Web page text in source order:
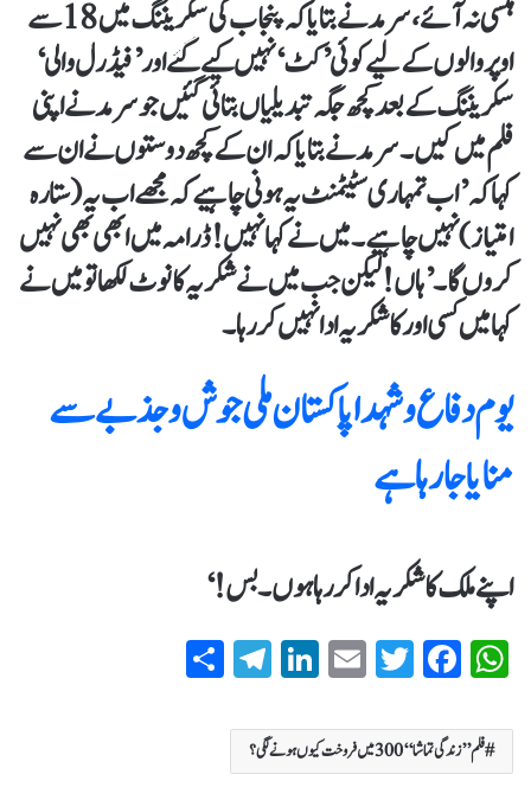
ہنسی نہ آئے، سرمد نے بتایا کہ پنجاب کی سکریننگ میں 18 سے
اوپر والوں کے لیے کوئی ’کٹ‘ نہیں کیے گئے اور ’فیڈرل والی‘
سکریننگ کے بعد کچھ جگہ تبدیلیاں بتائی گئیں جو سرمد نے اپنی
فلم میں کیں۔سرمد نے بتایا کہ ان کے کچھ دوستوں نے ان سے
کہا کہ ’اب تمہاری سٹیٹمنٹ یہ ہونی چاہیے کہ مجھے اب یہ (ستارہ
امتیاز) نہیں چاہیے۔ میں نے کہا نہیں! ڈرامہ میں ابھی بھی نہیں
کروں گا۔’ہاں! لیکن جب میں نے شکریہ کا نوٹ لکھا تو میں نے
کہا میں کسی اور کا شکریہ ادا نہیں کر رہا۔
یوم دفاع و شہدا پاکستان ملی جوش و جذبے سے
منایا جا رہا ہے
اپنے ملک کا شکریہ ادا کر رہا ہوں۔ بس!‘
W
ha
ts
A
Fa
ce
bo
ok
T
wi
tte
r
E
m
ail
Li
nk
ed
In
T
el
eg
ra فلم ’’زندگی تماشا‘‘ 300 میں فروخت کیوں ہونے لگی؟